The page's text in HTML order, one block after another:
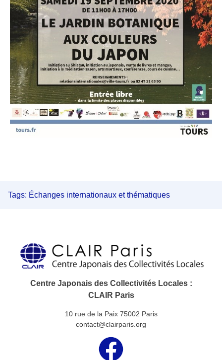
Tags: Échanges internationaux et thématiques
Centre Japonais des Collectivités Locales :
CLAIR Paris
10 rue de la Paix 75002 Paris
contact@clairparis.org